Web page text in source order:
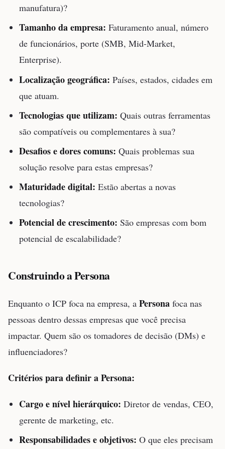
manufatura)?
Tamanho da empresa: Faturamento anual, número
de funcionários, porte (SMB, Mid-Market,
Enterprise).
Localização geográfica: Países, estados, cidades em
que atuam.
Tecnologias que utilizam: Quais outras ferramentas
são compatíveis ou complementares à sua?
Desafios e dores comuns: Quais problemas sua
solução resolve para estas empresas?
Maturidade digital: Estão abertas a novas
tecnologias?
Potencial de crescimento: São empresas com bom
potencial de escalabilidade?
Construindo a Persona
Enquanto o ICP foca na empresa, a Persona foca nas
pessoas dentro dessas empresas que você precisa
impactar. Quem são os tomadores de decisão (DMs) e
influenciadores?
Critérios para definir a Persona:
Cargo e nível hierárquico: Diretor de vendas, CEO,
gerente de marketing, etc.
Responsabilidades e objetivos: O que eles precisam